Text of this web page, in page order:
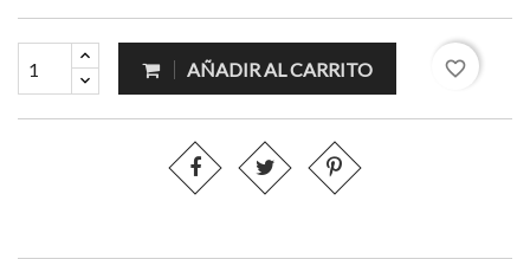
AÑADIR AL CARRITO favorite_border